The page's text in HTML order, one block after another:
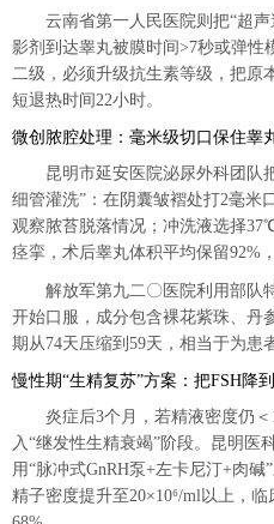
云南省第一人民医院则把“超
影剂到达睾丸被膜时间>7秒或弹性
二级，必须升级抗生素等级，把原
短退热时间22小时。
微创脓腔处理：毫米级切口保住睾
昆明市延安医院泌尿外科团队
细管灌洗”：在阴囊皱褶处打2毫米
观察脓苔脱落情况；冲洗液选择
痉挛，术后睾丸体积平均保留92%
解放军第九二〇医院利用部队
开始口服，成分包含裸花紫珠、丹
期从74天压缩到59天，相当于为患
慢性期“生精复苏”方案：把FSH降
炎症后3个月，若精液密度仍
入“继发性生精衰竭”阶段。昆明医
用“脉冲式GnRH泵+左卡尼汀+肉碱
精子密度提升至20×10⁶/ml以上，